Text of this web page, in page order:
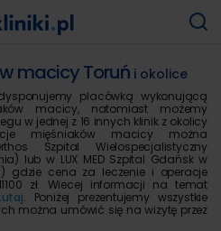
macicy Toruń i okolice
placówką wykonującą
macicy, natomiast możemy
w jednej z 16 innych klinik z okolicy
mięśniaków macicy można
Szpital Wielospecjalistyczny
lub w LUX MED Szpital Gdańsk w
gdzie cena za leczenie i operacje
zł. Wiecej informacji na temat
. Poniżej prezentujemy wszystkie
można umówić się na wizytę przez